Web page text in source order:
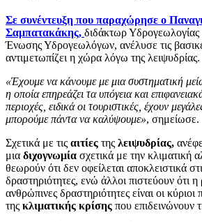
Σε συνέντευξη που παραχώρησε ο
Σαμπατακάκης, διδάκτωρ Υδρογεωλογίας
Ένωσης Υδρογεωλόγων, ανέλυσε τις
αντιμετωπίζει η χώρα λόγω της λειψυδρίας.
«Έχουμε να κάνουμε με μια συστηματική
η οποία επηρεάζει τα υπόγεια και
περιοχές, ειδικά οι τουριστικές, έχουν
μπορούμε πάντα να καλύψουμε», σημείωσε.
Σχετικά με τις αιτίες της λειψυδρίας,
μια διχογνωμία σχετικά με την κλιματική
θεωρούν ότι δεν οφείλεται αποκλειστικά
δραστηριότητες, ενώ άλλοι πιστεύουν ότι η
ανθρώπινες δραστηριότητες είναι οι κύριοι
της κλιματικής κρίσης που επιδεινώνουν